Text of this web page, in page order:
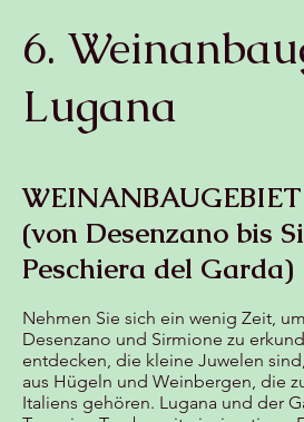
6.
Lugana
WEINANBAUGEBIET
(von Desenzano bis
Peschiera del Garda)
Nehmen Sie sich ein wenig Zeit,
Desenzano und Sirmione zu
entdecken, die kleine Juwelen
aus Hügeln und Weinbergen, die
Italiens gehören. Lugana und der